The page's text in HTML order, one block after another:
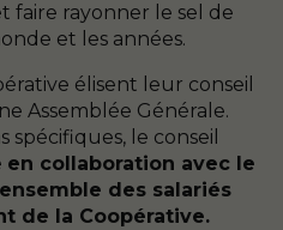
faire rayonner le sel de
et les années.
élisent leur conseil
Assemblée Générale.
spécifiques, le conseil
en collaboration avec le
des salariés
de la Coopérative.